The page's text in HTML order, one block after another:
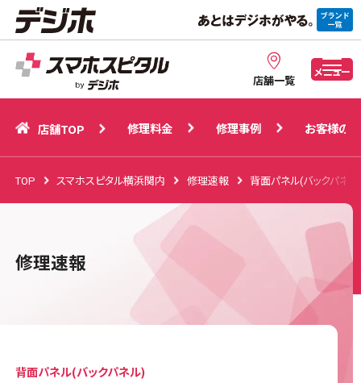
店舗一覧
メニュー
店舗TOP 修理事例 お客様の声
店舗TOP 修理料金 修理事例 お客様の声
TOP スマホスピタル横浜関内 修理速報 背面パネル(バックパネ
修理速報
背面パネル(バックパネル)